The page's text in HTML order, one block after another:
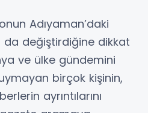
Adıyaman’daki
da değiştirdiğine dikkat
ve ülke gündemini
birçok kişinin,
ayrıntılarını